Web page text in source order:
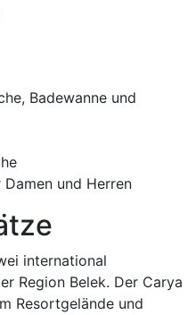
Badewanne und
und Herren
international
Region Belek. Der Carya
Resortgelände und